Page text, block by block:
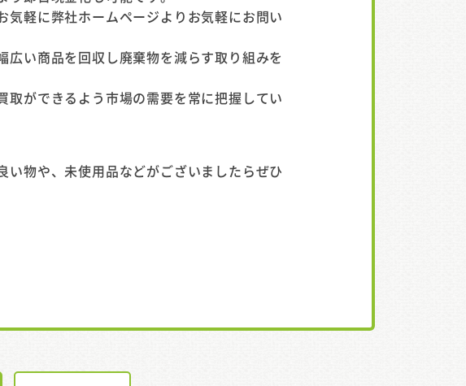
軽に弊社ホームページよりお気軽にお問い
い商品を回収し廃棄物を減らす取り組みを
ができるよう市場の需要を常に把握してい
物や、未使用品などがございましたらぜひ